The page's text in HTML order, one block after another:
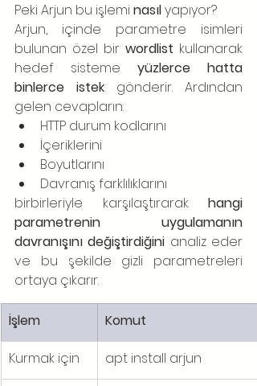
Peki Arjun bu işlemi nasıl yapıyor?
Arjun, içinde parametre isimleri
bulunan özel bir wordlist kullanarak
hedef sisteme yüzlerce hatta
binlerce istek gönderir. Ardından
gelen cevapların:
HTTP durum kodlarını
İçeriklerini
Boyutlarını
Davranış farklılıklarını
birbirleriyle karşılaştırarak hangi
parametrenin uygulamanın
davranışını değiştirdiğini analiz eder
ve bu şekilde gizli parametreleri
ortaya çıkarır.
İşlem Komut
Kurmak için apt install arjun